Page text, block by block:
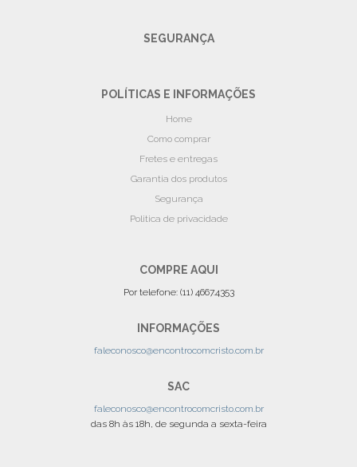
SEGURANÇA
POLÍTICAS E INFORMAÇÕES
Home
Como comprar
Fretes e entregas
Garantia dos produtos
Segurança
Politica de privacidade
COMPRE AQUI
Por telefone: (11) 4667.4353
INFORMAÇÕES
faleconosco@encontrocomcristo.com.br
SAC
faleconosco@encontrocomcristo.com.br
das 8h às 18h, de segunda a sexta-feira